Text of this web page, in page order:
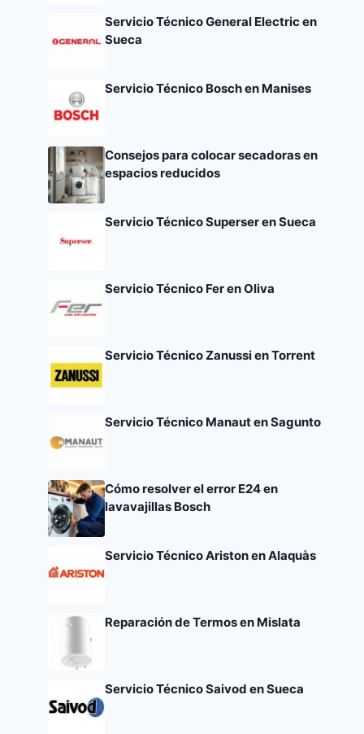
Servicio Técnico General Electric en
Sueca
Servicio Técnico Bosch en Manises
Consejos para colocar secadoras en
espacios reducidos
Servicio Técnico Superser en Sueca
Servicio Técnico Fer en Oliva
Servicio Técnico Zanussi en Torrent
Servicio Técnico Manaut en Sagunto
Cómo resolver el error E24 en
lavavajillas Bosch
Servicio Técnico Ariston en Alaquàs
Reparación de Termos en Mislata
Servicio Técnico Saivod en Sueca